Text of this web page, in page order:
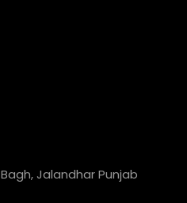
Jalandhar Punjab